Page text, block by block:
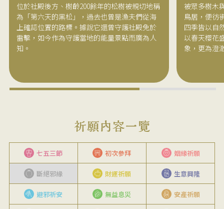
位於社殿後方、樹齡200餘年的松樹被親切地稱
為「第六天的黑松」，過去也曾是漁夫們從海
上確認位置的路標。據說它還曾守護社殿免於
雷擊，如今作為守護當地的能量景點而廣為人
知。
被眾多樹木
鳥居，便彷
四季皆以自
以春天櫻花
象，更為澄
七五三節 初次參拜 姻緣祈願
斷絕邪緣 財運祈願 生意興隆
避邪祈安 無益息災 安產祈願